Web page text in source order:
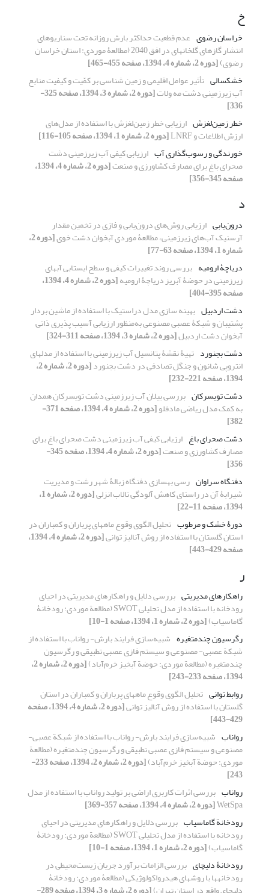
خ
خراسان رضوی عدم قطعیت حداکثر بارش روزانه تحت سناریوهای
انتشار گازهای گلخانه‏ای در افق 2040 (مطالعۀ موردی: استان خراسان
رضوی)[دوره 2، شماره 4، 1394، صفحه 455-465]
خشکسالی تأثیر عوامل اقلیمی و زمین‏ شناسی بر کمّیت و کیفیت منابع
آب زیرزمینی دشت مه‏ ولات [دوره 2، شماره 3، 1394، صفحه 325-
336]
خطر زمین‌لغزش ارزیابی خطر زمین‌لغزش با استفاده از مدل‌های
ارزش اطلاعات و LNRF
[دوره 2، شماره 1، 1394، صفحه 105-116]
خورندگی و رسوب‏‌گذاری آب‌ ارزیابی کیفی آب زیرزمینی دشت
صحرای باغ برای مصارف کشاورزی و صنعت [دوره 2، شماره 4، 1394،
صفحه 345-356]
د
درون‌یابی ارزیابی روش‌های درون‌یابی و فازی در تخمین مقدار
آرسنیک آب‌های زیرزمینی، مطالعۀ موردی آبخوان دشت خوی [دوره 2،
شماره 1، 1394، صفحه 63-77]
دریاچۀ ارومیه بررسی روند تغییرات کیفی و سطح ایستابی آب‏های
زیرزمینی در حوضۀ آبریز دریاچۀ ارومیه [دوره 2، شماره 4، 1394،
صفحه 395-404]
دشت اردبیل‌ بهینه‏ سازی مدل دراستیک با استفاده از ماشین بردار
پشتیبان و شبکۀ عصبی مصنوعی به‌منظور ارزیابی آسیب ‏پذیری ذاتی
آبخوان دشت اردبیل[دوره 2، شماره 3، 1394، صفحه 311-324]
دشت بجنورد
تهیۀ نقشۀ پتانسیل آب زیرزمینی با استفاده از مدل‎های
انتروپی شانون و جنگل تصادفی در دشت بجنورد [دوره 2، شماره 2،
1394، صفحه 221-232]
دشت تویسرکان‌ بررسی بیلان آب زیرزمینی دشت تویسرکان همدان
به کمک مدل ریاضی مادفلو [دوره 2، شماره 4، 1394، صفحه 371-
382]
دشت صحرای باغ‌ ارزیابی کیفی آب زیرزمینی دشت صحرای باغ برای
مصارف کشاورزی و صنعت [دوره 2، شماره 4، 1394، صفحه 345-
356]
دفنگاه سراوان رسی بهسازی دفنگاه زبالۀ شهر رشت و مدیریت
شیرابۀ آن در راستای کاهش آلودگی تالاب انزلی [دوره 2، شماره 1،
1394، صفحه 11-22]
دورۀ خشک و مرطوب تحلیل الگوی وقوع ماه‏های پرباران و کم‏باران در
استان گلستان با استفاده از روش آنالیز توانی [دوره 2، شماره 4، 1394،
صفحه 429-443]
ر
راهکارهای مدیریتی بررسی دلایل و راهکارهای مدیریتی در احیای
رودخانه با استفاده از مدل تحلیلی SWOT (مطالعة موردی: رودخانۀ
گاماسیاب)[دوره 2، شماره 1، 1394، صفحه 1-10]
رگرسیون چندمتغیره شبیه‌سازی فرایند بارش- رواناب با استفاده از
شبکة عصبی- مصنوعی و سیستم فازی عصبی تطبیقی و رگرسیون
چندمتغیره (مطالعة موردی: حوضة آبخیز خرم‌آباد) [دوره 2، شماره 2،
1394، صفحه 233-243]
روابط توانی‌ تحلیل الگوی وقوع ماه‏های پرباران و کم‏باران در استان
گلستان با استفاده از روش آنالیز توانی [دوره 2، شماره 4، 1394، صفحه
429-443]
رواناب شبیه‌سازی فرایند بارش- رواناب با استفاده از شبکة عصبی-
مصنوعی و سیستم فازی عصبی تطبیقی و رگرسیون چندمتغیره (مطالعة
موردی: حوضة آبخیز خرم‌آباد) [دوره 2، شماره 2، 1394، صفحه 233-
243]
رواناب بررسی اثرات کاربری اراضی بر تولید رواناب با استفاده از مدل
WetSpa[دوره 2، شماره 4، 1394، صفحه 357-369]
رودخانة‌ گاماسیاب بررسی دلایل و راهکارهای مدیریتی در احیای
رودخانه با استفاده از مدل تحلیلی SWOT (مطالعة موردی: رودخانۀ
گاماسیاب)[دوره 2، شماره 1، 1394، صفحه 1-10]
رودخانۀ دلیچای بررسی الزامات برآورد جریان زیست‌محیطی در
رودخانه‏ها با روش‏های هیدرواکولوژیکی (مطالعۀ موردی: رودخانۀ